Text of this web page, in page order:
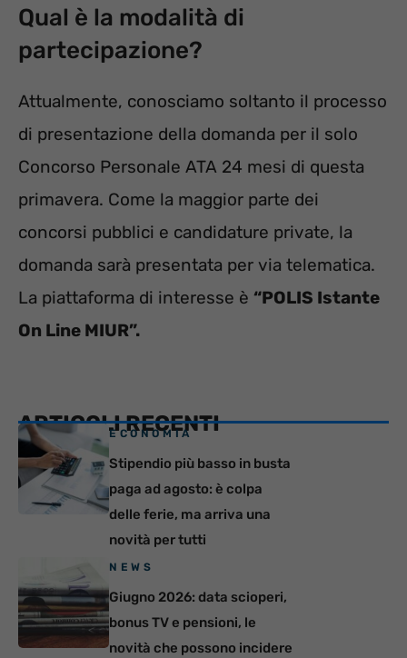
Qual è la modalità di
partecipazione?
Attualmente, conosciamo soltanto il processo
di presentazione della domanda per il solo
Concorso Personale ATA 24 mesi di questa
primavera. Come la maggior parte dei
concorsi pubblici e candidature private, la
domanda sarà presentata per via telematica.
La piattaforma di interesse è “POLIS Istante
On Line MIUR”.
ARTICOLI RECENTI
ECONOMIA
Stipendio più basso in busta
paga ad agosto: è colpa
delle ferie, ma arriva una
novità per tutti
NEWS
Giugno 2026: data scioperi,
bonus TV e pensioni, le
novità che possono incidere